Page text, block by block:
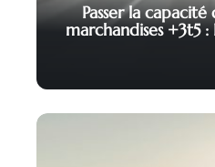
Passer la
marchandises +3t5